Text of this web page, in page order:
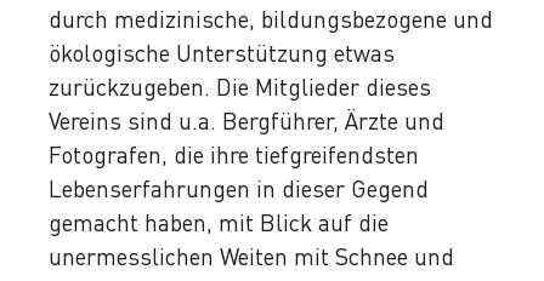
durch medizinische, bildungsbezogene und
ökologische Unterstützung etwas
zurückzugeben. Die Mitglieder dieses
Vereins sind u.a. Bergführer, Ärzte und
Fotografen, die ihre tiefgreifendsten
Lebenserfahrungen in dieser Gegend
gemacht haben, mit Blick auf die
unermesslichen Weiten mit Schnee und